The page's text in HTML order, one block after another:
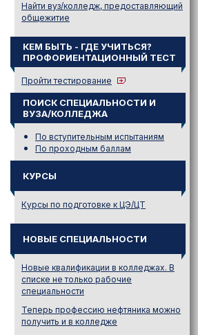
Найти вуз/колледж, предоставляющий
общежитие
КЕМ БЫТЬ - ГДЕ УЧИТЬСЯ?
ПРОФОРИЕНТАЦИОННЫЙ ТЕСТ
Пройти тестирование
ПОИСК СПЕЦИАЛЬНОСТИ И
ВУЗА/КОЛЛЕДЖА
По вступительным испытаниям
По проходным баллам
КУРСЫ
Курсы по подготовке к ЦЭ/ЦТ
НОВЫЕ СПЕЦИАЛЬНОСТИ
Новые квалификации в колледжах. В
списке не только рабочие
специальности
Теперь профессию нефтяника можно
получить и в колледже